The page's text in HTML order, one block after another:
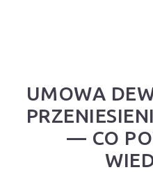
UMOWA
— CO